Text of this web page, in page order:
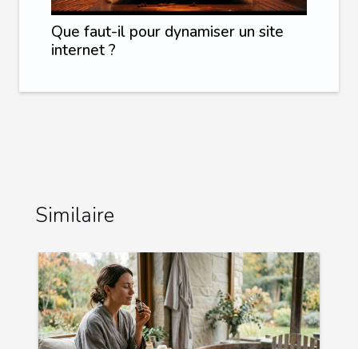
Que faut-il pour dynamiser un site
internet ?
Similaire